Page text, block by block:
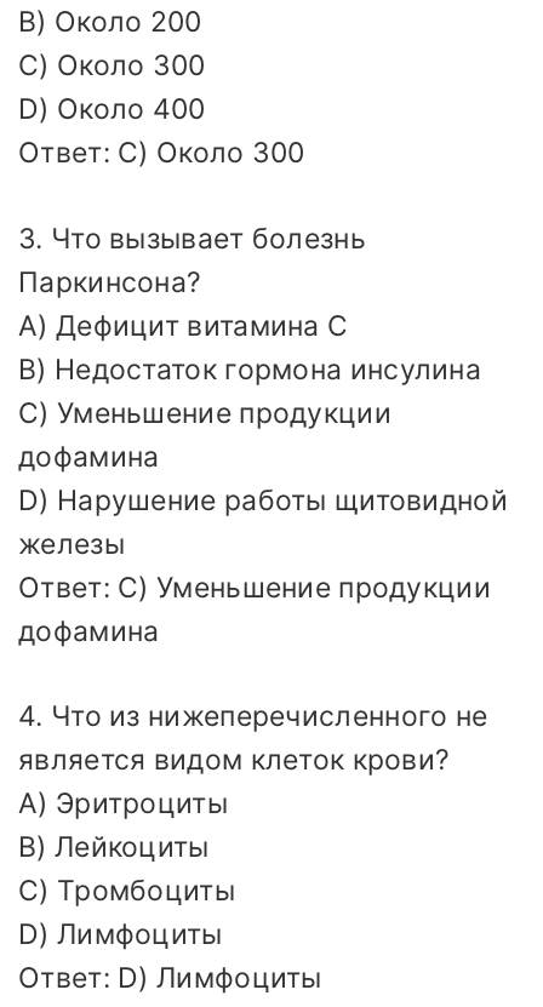
B) Около 200
C) Около 300
D) Около 400
Ответ: C) Около 300
3. Что вызывает болезнь
Паркинсона?
A) Дефицит витамина С
B) Недостаток гормона инсулина
C) Уменьшение продукции
дофамина
D) Нарушение работы щитовидной
железы
Ответ: C) Уменьшение продукции
дофамина
4. Что из нижеперечисленного не
является видом клеток крови?
A) Эритроциты
B) Лейкоциты
C) Тромбоциты
D) Лимфоциты
Ответ: D) Лимфоциты